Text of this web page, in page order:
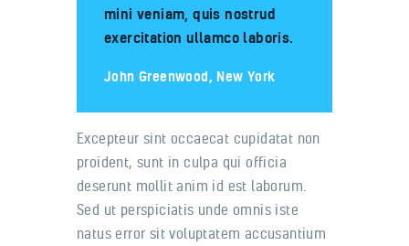
mini veniam, quis nostrud
exercitation ullamco laboris.
John Greenwood, New York
Excepteur sint occaecat cupidatat non
proident, sunt in culpa qui officia
deserunt mollit anim id est laborum.
Sed ut perspiciatis unde omnis iste
natus error sit voluptatem accusantium